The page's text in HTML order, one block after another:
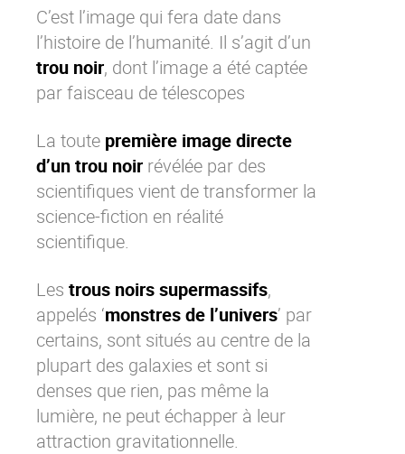
Internationalisation
Mobile
No code
Intégrations
Architecture
Sécurité
Open source
Offre Enterprise
Offre Professionnelle
A propos d’eXo
Centre de ressources
Contactez-nous
Essayez eXo
C’est l’image qui fera date dans
l’histoire de l’humanité. Il s’agit d’un
trou noir, dont l’image a été captée
par faisceau de télescopes
La toute première image directe
d’un trou noir révélée par des
scientifiques vient de transformer la
science-fiction en réalité
scientifique.
Les trous noirs supermassifs,
appelés ‘monstres de l’univers’ par
certains, sont situés au centre de la
plupart des galaxies et sont si
denses que rien, pas même la
lumière, ne peut échapper à leur
attraction gravitationnelle.